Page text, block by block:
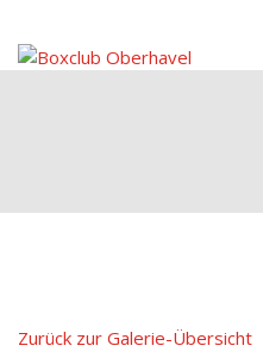
Inhalt
springen
Zurück zur Galerie-Übersicht